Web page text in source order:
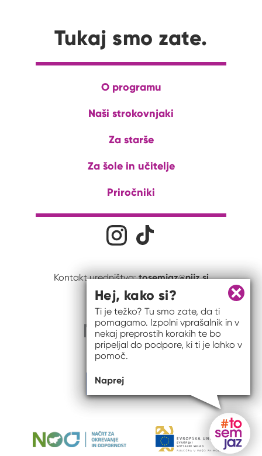
Tukaj smo zate.
O programu
Naši strokovnjaki
Za starše
Za šole in učitelje
Priročniki
Družabna omrežja
Kontakt uredništva:tosemjaz@nijz.si
Zapri
Hej, kako si?
Ti je težko? Tu smo zate, da ti
pomagamo. Izpolni vprašalnik in v
nekaj preprostih korakih te bo
pripeljal do podpore, ki ti je lahko v
pomoč.
Naprej